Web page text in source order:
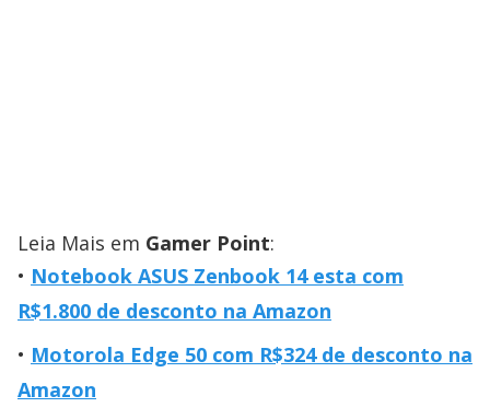
Leia Mais em Gamer Point:
Notebook ASUS Zenbook 14 esta com
R$1.800 de desconto na Amazon
Motorola Edge 50 com R$324 de desconto na
Amazon